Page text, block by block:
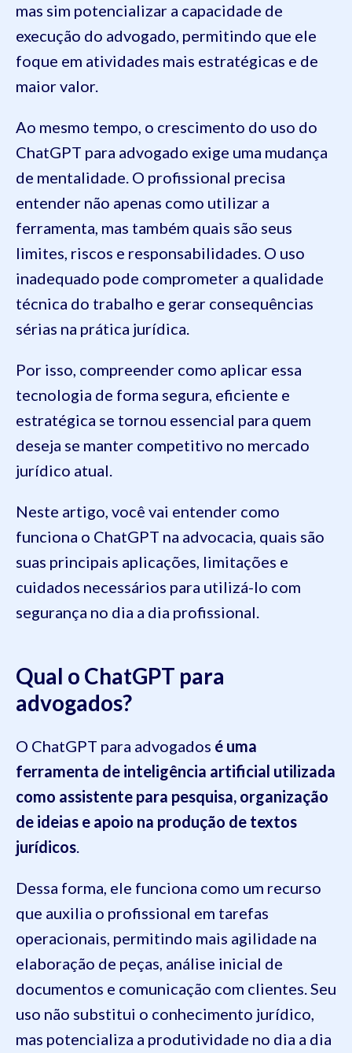
mas sim potencializar a capacidade de
execução do advogado, permitindo que ele
foque em atividades mais estratégicas e de
maior valor.
Ao mesmo tempo, o crescimento do uso do
ChatGPT para advogado exige uma mudança
de mentalidade. O profissional precisa
entender não apenas como utilizar a
ferramenta, mas também quais são seus
limites, riscos e responsabilidades. O uso
inadequado pode comprometer a qualidade
técnica do trabalho e gerar consequências
sérias na prática jurídica.
Por isso, compreender como aplicar essa
tecnologia de forma segura, eficiente e
estratégica se tornou essencial para quem
deseja se manter competitivo no mercado
jurídico atual.
Neste artigo, você vai entender como
funciona o ChatGPT na advocacia, quais são
suas principais aplicações, limitações e
cuidados necessários para utilizá-lo com
segurança no dia a dia profissional.
Qual o ChatGPT para
advogados?
O ChatGPT para advogados é uma
ferramenta de inteligência artificial utilizada
como assistente para pesquisa, organização
de ideias e apoio na produção de textos
jurídicos.
Dessa forma, ele funciona como um recurso
que auxilia o profissional em tarefas
operacionais, permitindo mais agilidade na
elaboração de peças, análise inicial de
documentos e comunicação com clientes. Seu
uso não substitui o conhecimento jurídico,
mas potencializa a produtividade no dia a dia